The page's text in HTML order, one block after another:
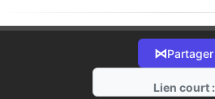
⋈Partager
Lien court :